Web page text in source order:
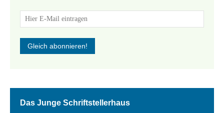
Das Junge Schriftstellerhaus